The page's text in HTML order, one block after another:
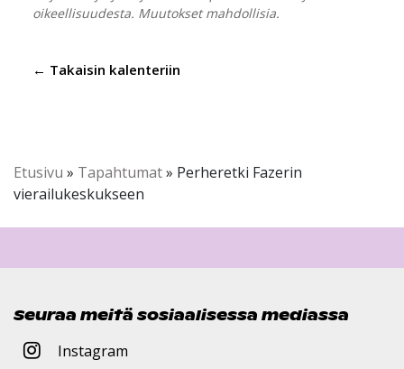
oikeellisuudesta. Muutokset mahdollisia.
← Takaisin kalenteriin
Etusivu » Tapahtumat» Perheretki Fazerin
vierailukeskukseen
Seuraa meitä sosiaalisessa mediassa
Instagram